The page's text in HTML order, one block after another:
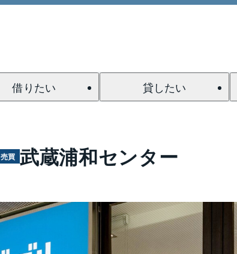
借りたい 貸したい
売買 武蔵浦和センター